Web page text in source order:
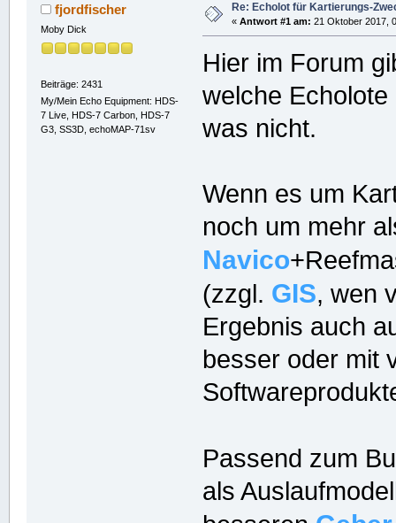
fjordfischer
Moby Dick
Beiträge: 2431
My/Mein Echo Equipment: HDS-
7 Live, HDS-7 Carbon, HDS-7
G3, SS3D, echoMAP-71sv
Re: Echolot für Kartierungs-
« Antwort #1 am: 21 Oktober 2017,
Hier im Forum
welche
was nicht.
Wenn es um
noch um mehr
Navico
(zzgl. GIS, wen
Ergebnis auch
besser oder mit
Passend zum
als